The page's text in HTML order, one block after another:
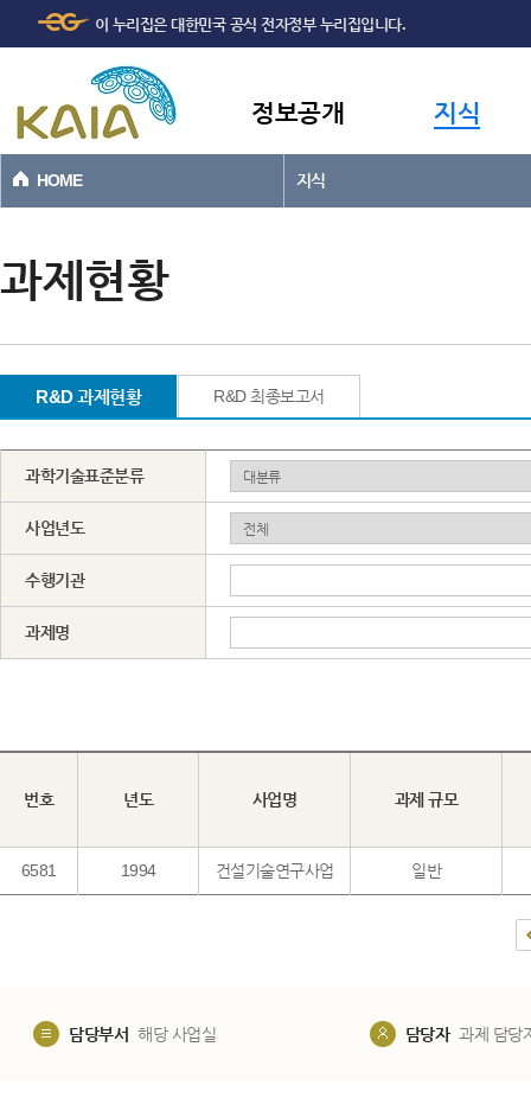
본문바로가기
이 누리집은 대한민국 공식 전자정부 누리집입니다.
정보공개 지식
HOME 지식
과제현황
R&D 과제현황 R&D 최종보고서
과학기술표준분류
사업년도
수행기관
과제명
번호 년도 사업명 과제 규모
6581 1994 건설기술연구사업 일반
담당부서 해당 사업실 담당자 과제 담당